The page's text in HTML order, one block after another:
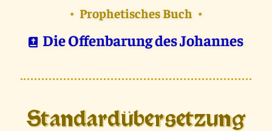
⋆ Prophetisches Buch ⋆
Die Offenbarung des Johannes
Standardübersetzung